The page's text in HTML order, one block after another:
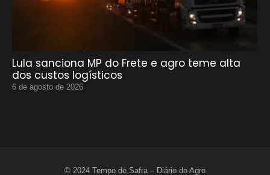
Lula sanciona MP do Frete e agro teme alta
dos custos logísticos
6 de agosto de 2026
© 2024 Tempo de Safra – Diário do Agro